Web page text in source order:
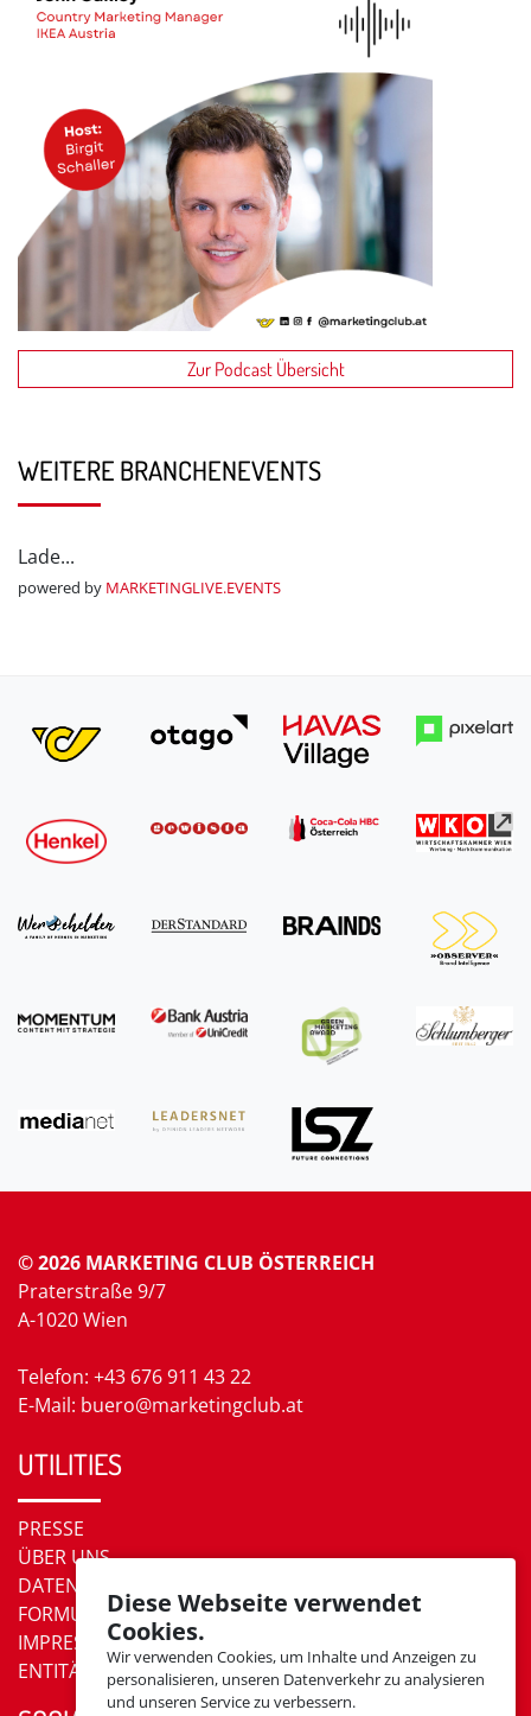
Diese Webseite verwendet
Cookies.
Wir verwenden Cookies, um Inhalte und Anzeigen zu
personalisieren, unseren Datenverkehr zu analysieren
und unseren Service zu verbessern.
Zur Podcast Übersicht
WEITERE BRANCHENEVENTS
Lade...
powered by MARKETINGLIVE.EVENTS
© 2026 MARKETING CLUB ÖSTERREICH
Praterstraße 9/7
A-1020 Wien
Telefon: +43 676 911 43 22
E-Mail: buero@marketingclub.at
UTILITIES
PRESSE
ÜBER UNS
DATENSCHUTZ
FORMULARE
IMPRESSUM
ENTITÄTEN